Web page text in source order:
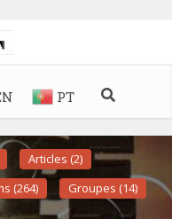
PT
Articles (2)
(264) Groupes (14)